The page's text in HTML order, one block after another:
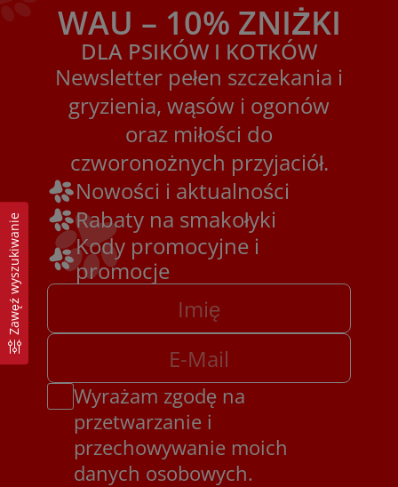
Zawęź wyszukiwanie
WAU – 10% ZNIŻKI
DLA PSIKÓW I KOTKÓW
Newsletter pełen szczekania i
gryzienia, wąsów i ogonów
oraz miłości do
czworonożnych przyjaciół.
Nowości i aktualności
Rabaty na smakołyki
Kody promocyjne i
promocje
Wyrażam zgodę na
przetwarzanie i
przechowywanie moich
danych osobowych.